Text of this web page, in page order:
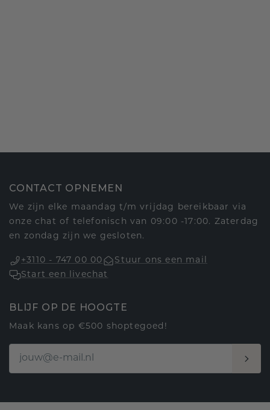
CONTACT OPNEMEN
We zijn elke maandag t/m vrijdag bereikbaar via
onze chat of telefonisch van 09:00 -17:00. Zaterdag
en zondag zijn we gesloten.
+3110 - 747 00 00
Stuur ons een mail
Start een livechat
BLIJF OP DE HOOGTE
Maak kans op €500 shoptegoed!